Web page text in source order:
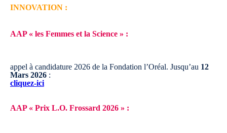
INNOVATION :
AAP « les Femmes et la Science » :
appel à candidature 2026 de la Fondation l’Oréal. Jusqu’au 12
Mars 2026 :
cliquez-ici
AAP « Prix L.O. Frossard 2026 » :